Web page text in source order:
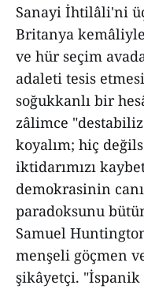
Sanayi İhtilâli'ni
Britanya
ve hür seçim
adaleti tesis
soğukkanlı bir
zâlimce
koyalım; hiç
iktidarımızı
demokrasinin
paradoksunu
Samuel
menşeli göçmen
şikâyetçi. "İspanik